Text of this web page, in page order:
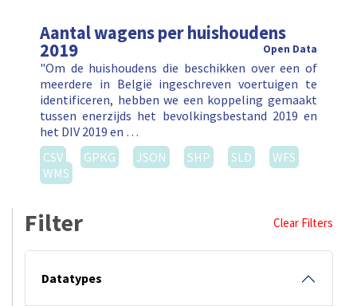
Aantal wagens per huishoudens
2019 Open Data
"Om de huishoudens die beschikken over een of
meerdere in België ingeschreven voertuigen te
identificeren, hebben we een koppeling gemaakt
tussen enerzijds het bevolkingsbestand 2019 en
het DIV 2019 en …
CSV
GPKG JSON SHP SLD
WFS
WMS
Filter Clear Filters
Datatypes